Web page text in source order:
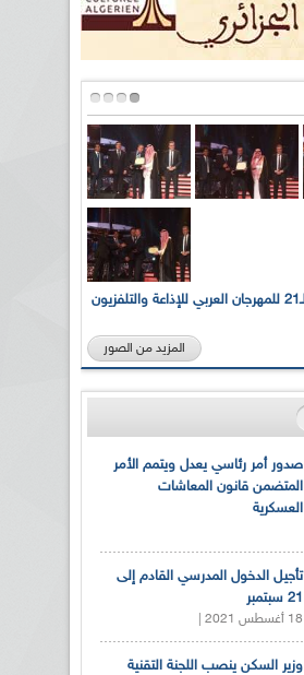
بالصور... الدورة الـ21 للمهرجان العربي للإذاعة والتلفزيون
المزيد من الصور
صدور أمر رئاسي يعدل ويتمم الأمر
المتضمن قانون المعاشات
العسكرية
تأجيل الدخول المدرسي القادم إلى
21 سبتمبر
18 أغسطس 2021 |
وزير السكن ينصب اللجنة التقنية